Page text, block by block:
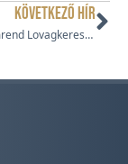
KÖVETKEZŐ HÍR
Magyar Érdemrend Lovagkereszt kitüntetést kapott Bereczki Sándor lelkész